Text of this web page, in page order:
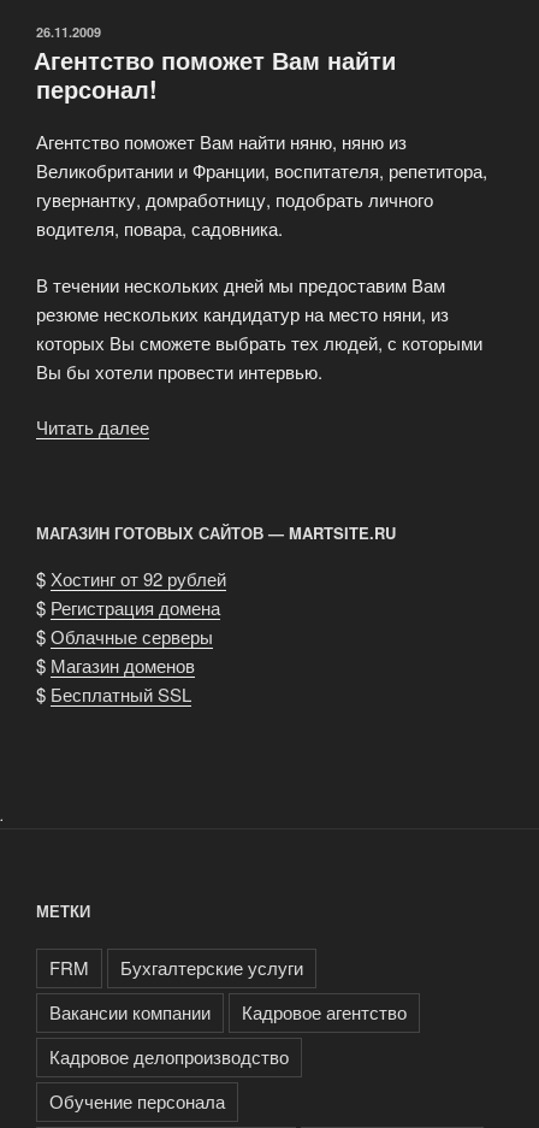
ОПУБЛИКОВАНО
26.11.2009
Агентство поможет Вам найти
персонал!
Агентство поможет Вам найти няню, няню из
Великобритании и Франции, воспитателя, репетитора,
гувернантку, домработницу, подобрать личного
водителя, повара, садовника.
В течении нескольких дней мы предоставим Вам
резюме нескольких кандидатур на место няни, из
которых Вы сможете выбрать тех людей, с которыми
Вы бы хотели провести интервью.
Читать далее
персонал!»
МАГАЗИН ГОТОВЫХ САЙТОВ — MARTSITE.RU
$Хостинг от 92 рублей
$ Регистрация домена
$Облачные серверы
$ Магазин доменов
$ Бесплатный SSL
.
МЕТКИ
FRM
Бухгалтерские услуги
Вакансии компании
Кадровое агентство
Кадровое делопроизводство
Обучение персонала